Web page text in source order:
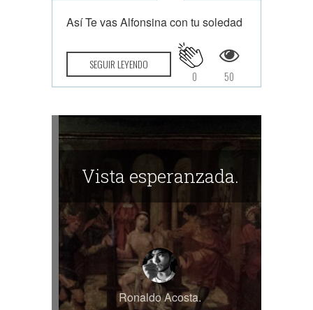
Así Te vas Alfonsina con tu soledad
SEGUIR LEYENDO
50
0
Vista esperanzada.
Ronaldo Acosta.